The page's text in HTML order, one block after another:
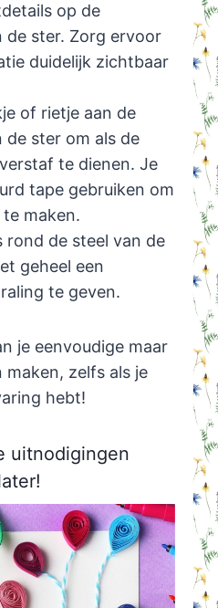
op de
de ster. Zorg ervoor
duidelijk zichtbaar
of rietje aan de
ster om als de
te dienen. Je
tape gebruiken om
maken.
rond de steel van de
geheel een
te geven.
je eenvoudige maar
zelfs als je
hebt!
uitnodigingen